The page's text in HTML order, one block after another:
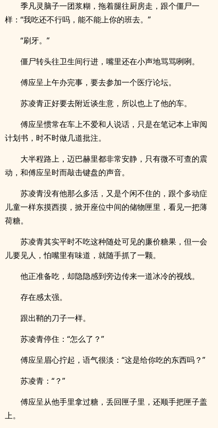
季凡灵脑子一团浆糊，拖着腿往厨房走，跟个僵尸一
样：“我吃还不行吗，能不能上你的班去。”
“刷牙。”
僵尸转头往卫生间行进，嘴里还在小声地骂骂咧咧。
傅应呈上午办完事，要去参加一个医疗论坛。
苏凌青正好要去附近谈生意，所以也上了他的车。
傅应呈惯常在车上不爱和人说话，只是在笔记本上审阅
计划书，时不时做几道批注。
大半程路上，迈巴赫里都非常安静，只有微不可查的震
动，和傅应呈时而敲击键盘的声音。
苏凌青没有他那么多活，又是个闲不住的，跟个多动症
儿童一样东摸西摸，掀开座位中间的储物匣里，看见一把薄
荷糖。
苏凌青其实平时不吃这种随处可见的廉价糖果，但一会
儿要见人，怕嘴里有味道，就随手抓了一颗。
他正准备吃，却隐隐感到旁边传来一道冰冷的视线。
存在感太强。
跟出鞘的刀子一样。
苏凌青停住：“怎么了？”
傅应呈眉心拧起，语气很淡：“这是给你吃的东西吗？”
苏凌青：“？”
傅应呈从他手里拿过糖，丢回匣子里，还顺手把匣子盖
上。